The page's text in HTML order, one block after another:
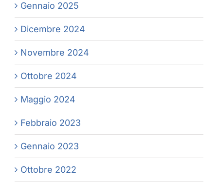
Gennaio 2025
Dicembre 2024
Novembre 2024
Ottobre 2024
Maggio 2024
Febbraio 2023
Gennaio 2023
Ottobre 2022